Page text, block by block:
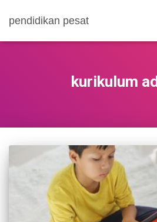
pendidikan pesat
kurikulum